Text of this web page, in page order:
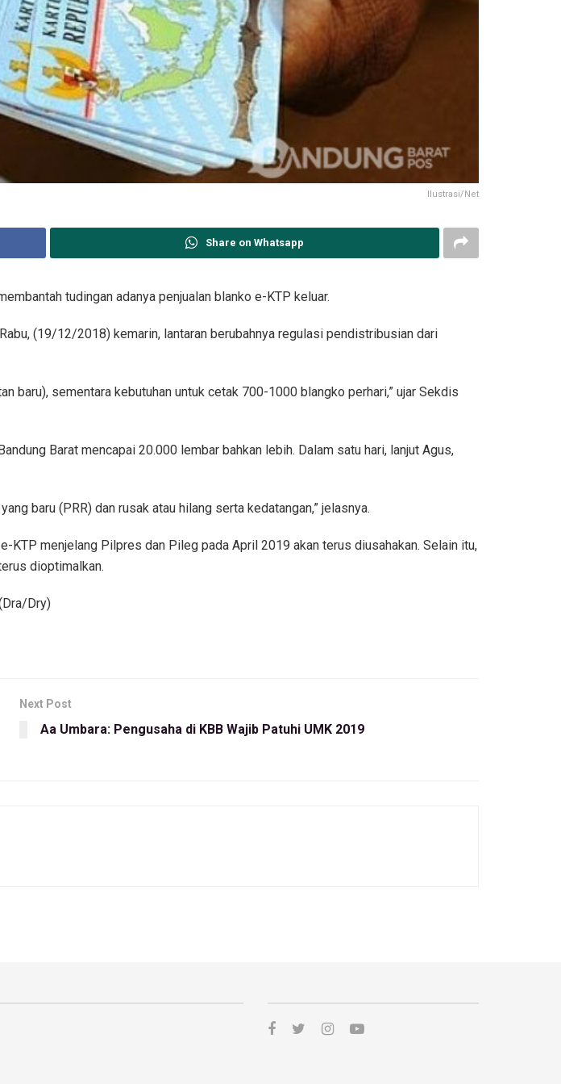
Ilustrasi/Net
Share on Whatsapp
tudingan adanya penjualan blanko e-KTP keluar.
(19/12/2018) kemarin, lantaran berubahnya regulasi pendistribusian dari
baru), sementara kebutuhan untuk cetak 700-1000 blangko perhari,” ujar Sekdis
Barat mencapai 20.000 lembar bahkan lebih. Dalam satu hari, lanjut Agus,
baru (PRR) dan rusak atau hilang serta kedatangan,” jelasnya.
KTP menjelang Pilpres dan Pileg pada April 2019 akan terus diusahakan. Selain itu,
dioptimalkan.
Dry)
Next Post
Aa Umbara: Pengusaha di KBB Wajib Patuhi UMK 2019